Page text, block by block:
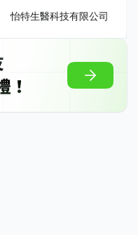
怡特生醫科技有限公司